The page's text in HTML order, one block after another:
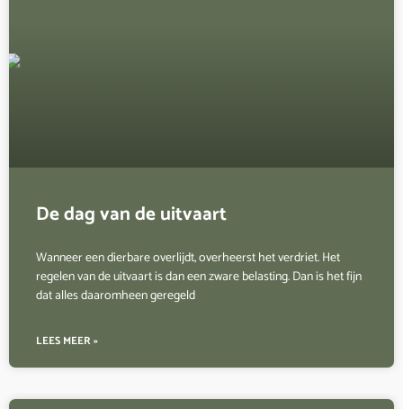
De dag van de uitvaart
Wanneer een dierbare overlijdt, overheerst het verdriet. Het
regelen van de uitvaart is dan een zware belasting. Dan is het fijn
dat alles daaromheen geregeld
LEES MEER »